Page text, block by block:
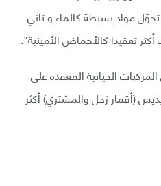
مواد بسيطة كالماء و ثاني
تعقيدا كالأحماض الأمينية".
الحياتية المعقدة على
(أقمار زحل والمشتري) أكثر